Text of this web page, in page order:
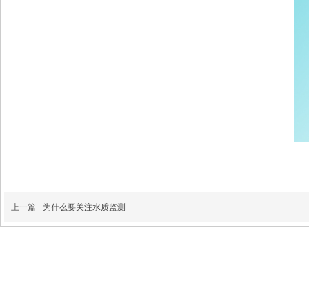
上一篇 为什么要关注水质监测